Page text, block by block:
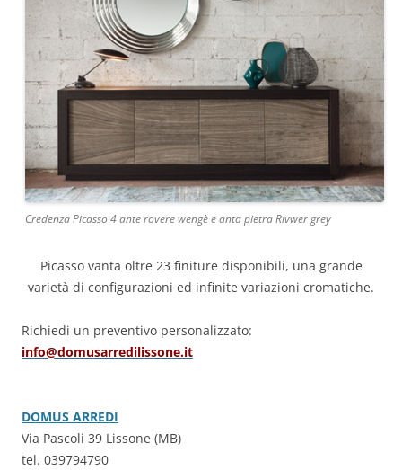
Credenza Picasso 4 ante rovere wengè e anta pietra Rivwer grey
Picasso vanta oltre 23 finiture disponibili, una grande
varietà di configurazioni ed infinite variazioni cromatiche.
Richiedi un preventivo personalizzato:
info@domusarredilissone.it
DOMUS ARREDI
Via Pascoli 39 Lissone (MB)
tel. 039794790